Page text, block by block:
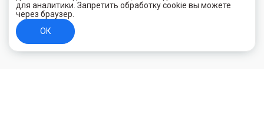
для аналитики. Запретить обработку cookie вы можете
через браузер.
ОК